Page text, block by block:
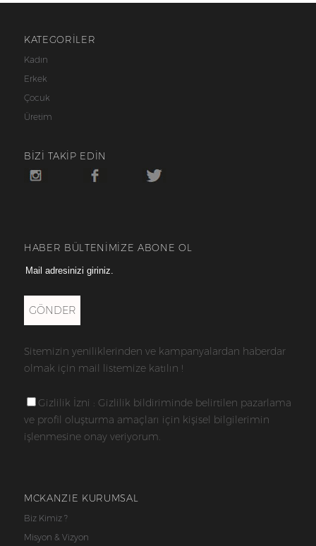
KATEGORİLER
Kadın
Erkek
Çocuk
Üretim
BİZİ TAKİP EDİN
HABER BÜLTENİMİZE ABONE OL
GÖNDER
Sitemizin yeniliklerinden ve kampanyalardan haberdar
olmak için mail listemize katılın !
Gizlilik İzni : Gizlilik bildiriminde belirtilen pazarlama
ve profil oluşturma amaçları için kişisel bilgilerimin
işlenmesine onay veriyorum.
MCKANZIE KURUMSAL
Biz Kimiz ?
Misyon & Vizyon